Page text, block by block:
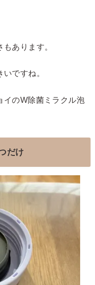
あります。
いですね。
イのW除菌ミラクル泡
だけ